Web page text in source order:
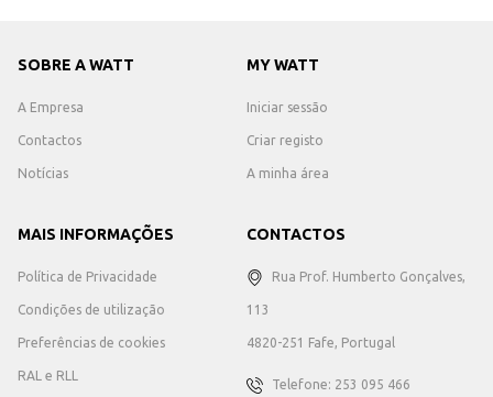
SOBRE A WATT
A Empresa
Contactos
Notícias
MY WATT
Iniciar sessão
Criar registo
A minha área
MAIS INFORMAÇÕES
Política de Privacidade
Condições de utilização
Preferências de cookies
RAL e RLL
CONTACTOS
Rua Prof. Humberto Gonçalves,
113
4820-251 Fafe, Portugal
Telefone: 253 095 466